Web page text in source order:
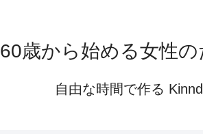
60歳から始める女性
自由な時間で作る